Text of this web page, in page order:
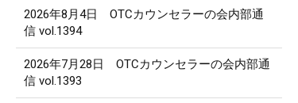
2026年8月4日 OTCカウンセラーの会内部通
信 vol.1394
2026年7月28日 OTCカウンセラーの会内部通
信 vol.1393